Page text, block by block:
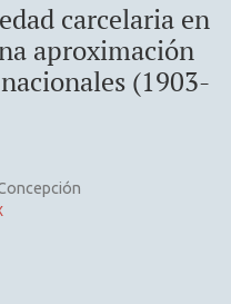
carcelaria en
aproximación
(1903-